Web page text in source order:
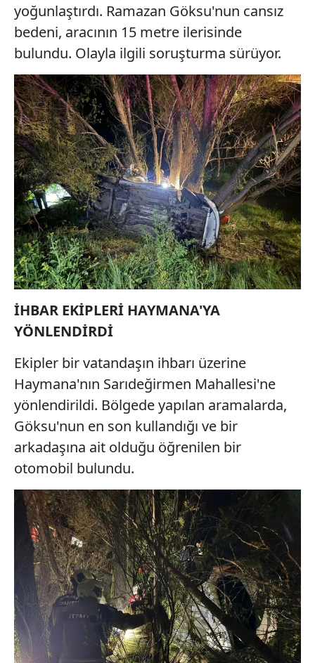
yoğunlaştırdı. Ramazan Göksu'nun cansız
bedeni, aracının 15 metre ilerisinde
bulundu. Olayla ilgili soruşturma sürüyor.
İHBAR EKİPLERİ HAYMANA'YA
YÖNLENDİRDİ
Ekipler bir vatandaşın ihbarı üzerine
Haymana'nın Sarıdeğirmen Mahallesi'ne
yönlendirildi. Bölgede yapılan aramalarda,
Göksu'nun en son kullandığı ve bir
arkadaşına ait olduğu öğrenilen bir
otomobil bulundu.